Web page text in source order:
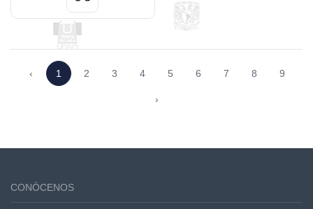
‹ 1 2 3 4 5 6 7 8 9
›
CONÓCENOS